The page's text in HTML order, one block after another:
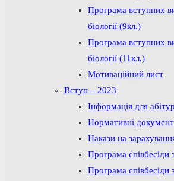
Програма вступних
біології (9кл.)
Програма вступних
біології (11кл.)
Мотиваційний лист
Вступ – 2023
Інформація для
Нормативні
Накази на
Програма співбесіди
Програма співбесіди